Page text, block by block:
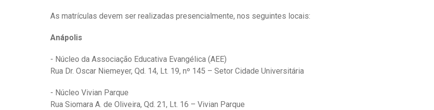
As matrículas devem ser realizadas presencialmente, nos seguintes locais:
Anápolis
- Núcleo da Associação Educativa Evangélica (AEE)
Rua Dr. Oscar Niemeyer, Qd. 14, Lt. 19, nº 145 – Setor Cidade Universitária
- Núcleo Vivian Parque
Rua Siomara A. de Oliveira, Qd. 21, Lt. 16 – Vivian Parque